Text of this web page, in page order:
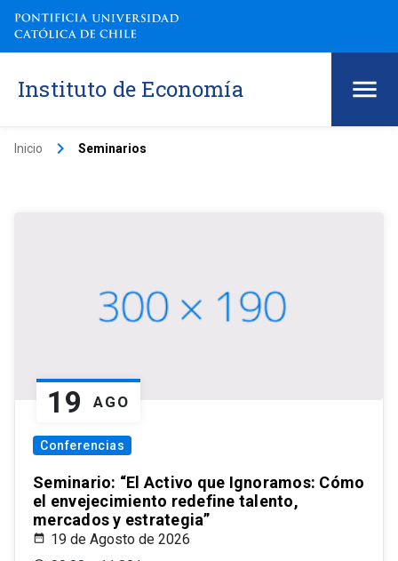
Instituto de Economía
Inicio keyboard_arrow_right Seminarios
19 AGO
Conferencias
Seminario: “El Activo que Ignoramos: Cómo
el envejecimiento redefine talento,
mercados y estrategia”
19 de Agosto de 2026